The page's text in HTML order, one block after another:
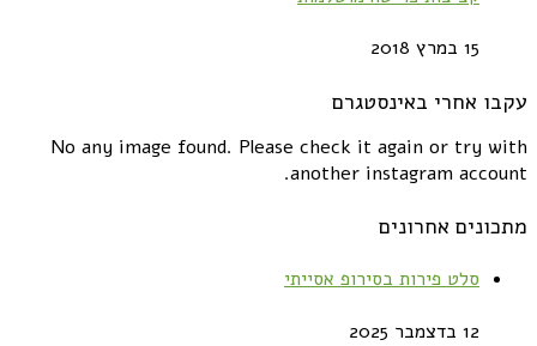
15 במרץ 2018
עקבו אחרי באינסטגרם
No any image found. Please check it again or try with
another instagram account.
מתכונים אחרונים
סלט פירות בסירופ אסייתי
12 בדצמבר 2025